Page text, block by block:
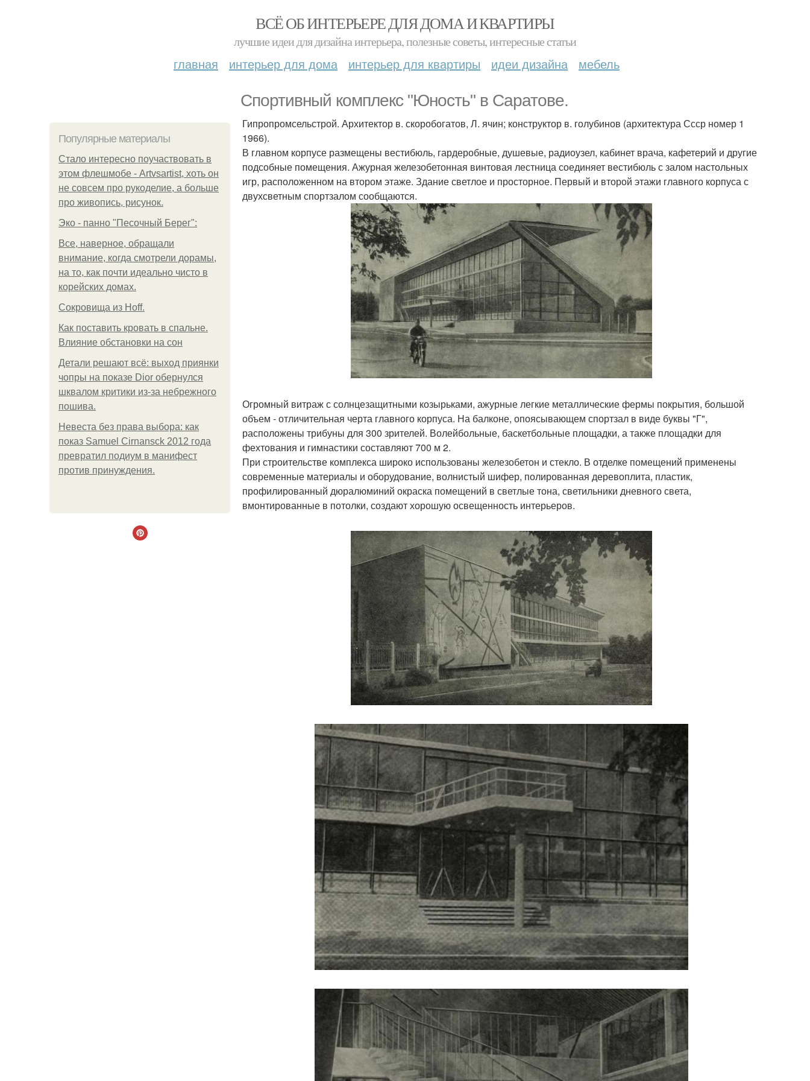
ВСЁ ОБ ИНТЕРЬЕРЕ ДЛЯ ДОМА И КВАРТИРЫ
лучшие идеи для дизайна интерьера, полезные советы, интересные статьи
главная интерьер для дома интерьер для квартиры идеи дизайна мебель
Спортивный комплекс "Юность" в Саратове.
Популярные материалы
Стало интересно поучаствовать в
этом флешмобе - Artvsartist, хоть он
не совсем про рукоделие, а больше
про живопись, рисунок.
Эко - панно "Песочный Берег":
Все, наверное, обращали
внимание, когда смотрели дорамы,
на то, как почти идеально чисто в
корейских домах.
Сокровища из Hoff.
Как поставить кровать в спальне.
Влияние обстановки на сон
Детали решают всё: выход приянки
чопры на показе Dior обернулся
шквалом критики из-за небрежного
пошива.
Невеста без права выбора: как
показ Samuel Cirnansck 2012 года
превратил подиум в манифест
против принуждения.
Гипропромсельстрой. Архитектор в. скоробогатов, Л. ячин; конструктор в. голубинов (архитектура Ссср номер 1
1966).
В главном корпусе размещены вестибюль, гардеробные, душевые, радиоузел, кабинет врача, кафетерий и другие
подсобные помещения. Ажурная железобетонная винтовая лестница соединяет вестибюль с залом настольных
игр, расположенном на втором этаже. Здание светлое и просторное. Первый и второй этажи главного корпуса с
двухсветным спортзалом сообщаются.
Огромный витраж с солнцезащитными козырьками, ажурные легкие металлические фермы покрытия, большой
объем - отличительная черта главного корпуса. На балконе, опоясывающем спортзал в виде буквы "Г",
расположены трибуны для 300 зрителей. Волейбольные, баскетбольные площадки, а также площадки для
фехтования и гимнастики составляют 700 м 2.
При строительстве комплекса широко использованы железобетон и стекло. В отделке помещений применены
современные материалы и оборудование, волнистый шифер, полированная деревоплита, пластик,
профилированный дюралюминий окраска помещений в светлые тона, светильники дневного света,
вмонтированные в потолки, создают хорошую освещенность интерьеров.